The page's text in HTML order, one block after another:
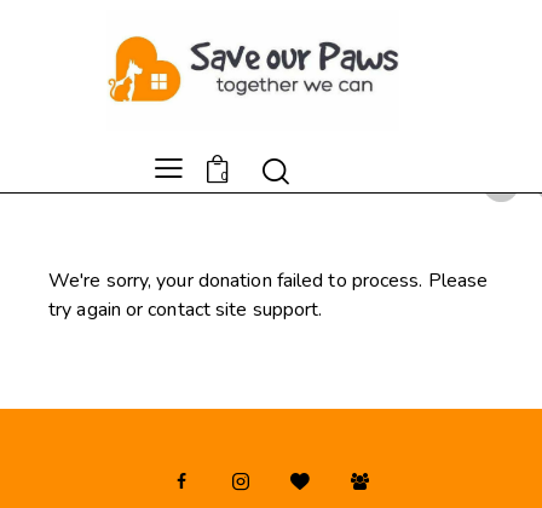
0
We're sorry, your donation failed to process. Please
try again or contact site support.